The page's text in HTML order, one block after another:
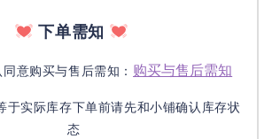
下单需知
意购买与售后需知： 购买与售后需知
于实际库存下单前请先和小铺确认库存状
态